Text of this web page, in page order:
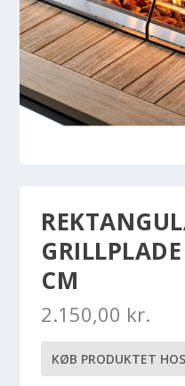
CM
2.150,00 kr.
KØB PRODUKTET